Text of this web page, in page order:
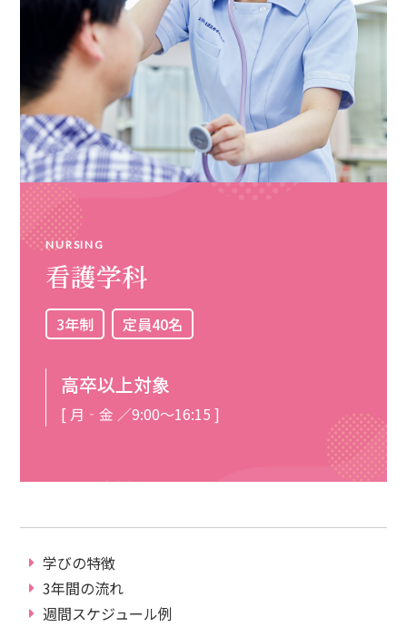
NURSING
看護学科
3年制 定員40名
高卒以上対象
[ 月‐金 ／9:00～16:15 ]
学びの特徴
3年間の流れ
週間スケジュール例